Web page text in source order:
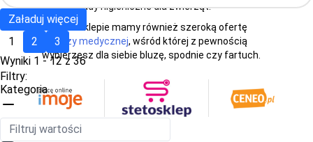
· podkłady higieniczne dla zwierząt.
W Stetosklepie mamy również szeroką ofertę
odzieży medycznej, wśród której z pewnością
wybierzesz dla siebie bluzę, spodnie czy fartuch.
Załaduj więcej
1
2
3
Wyniki 1 - 12 z 36
Filtry:
Kategoria